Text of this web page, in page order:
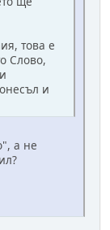
това е
Слово,
и
а не